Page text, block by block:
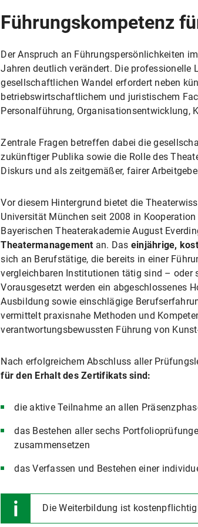
Führungskompetenz
Der Anspruch an Führungspersönlichkeiten
Jahren deutlich verändert. Die professionelle
gesellschaftlichen Wandel erfordert neben
betriebswirtschaftlichem und juristischem
Personalführung, Organisationsentwicklung,
Zentrale Fragen betreffen dabei die
zukünftiger Publika sowie die Rolle des
Diskurs und als zeitgemäßer, fairer
Vor diesem Hintergrund bietet die
Universität München seit 2008 in
Bayerischen Theaterakademie August
Theatermanagement an. Das einjährige,
sich an Berufstätige, die bereits in einer
vergleichbaren Institutionen tätig sind – oder
Vorausgesetzt werden ein abgeschlossenes
Ausbildung sowie einschlägige
vermittelt praxisnahe Methoden und
verantwortungsbewussten Führung von
Nach erfolgreichem Abschluss aller
für den Erhalt des Zertifikats sind:
die aktive Teilnahme an allen
das Bestehen aller sechs
zusammensetzen
das Verfassen und Bestehen einer
Die Weiterbildung ist